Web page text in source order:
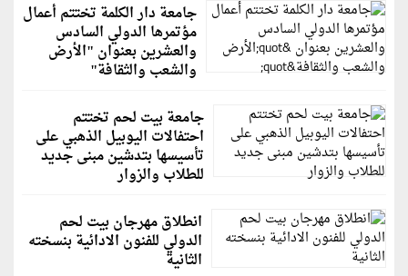
جامعة دار الكلمة تختتم أعمال
مؤتمرها الدولي السادس
والعشرين بعنوان "الأرض
والشعب والثقافة"
جامعة بيت لحم تختتم
احتفالات اليوبيل الذهبي على
تأسيسها بتدشين مبنى جديد
للطلاب والزوار
انطلاق مهرجان بيت لحم
الدولي للفنون الادائية بنسخته
الثانية